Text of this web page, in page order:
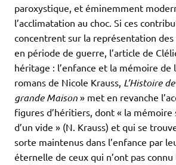
paroxystique, et éminemment
l’acclimatation au choc. Si ces
concentrent sur la représentation
en période de guerre, l’article de
héritage : l’enfance et la mémoire de
romans de Nicole Krauss, L’Histoire
grande Maison » met en revanche
figures d’héritiers, dont « la mémoire
d’un vide » (N. Krauss) et qui se
sorte maintenus dans l’enfance par
éternelle de ceux qui n’ont pas